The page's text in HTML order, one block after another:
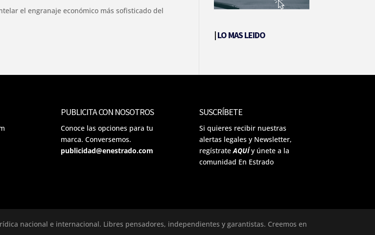
el engranaje económico más sofisticado del
|LO MAS LEIDO
PUBLICITA CON NOSOTROS
Conoce las opciones para tu
marca. Conversemos.
publicidad@enestrado.com
SUSCRÍBETE
Si quieres recibir nuestras
alertas legales y Newsletter,
regístrateAQUÍ y únete a la
comunidad En Estrado
nacional e internacional. Libres pensadores, independientes y garantistas. Creemos en